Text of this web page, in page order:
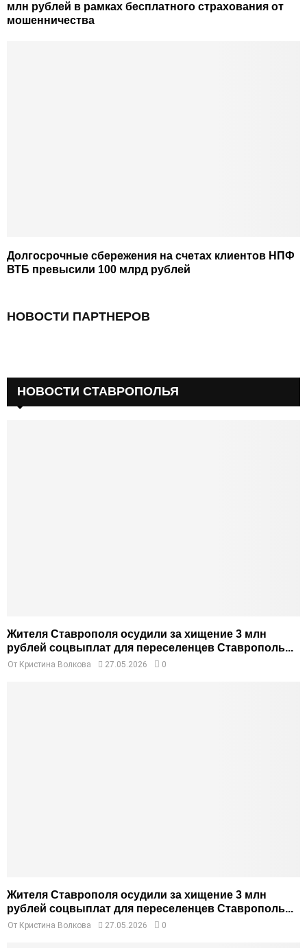
млн рублей в рамках бесплатного страхования от
мошенничества
Долгосрочные сбережения на счетах клиентов НПФ
ВТБ превысили 100 млрд рублей
НОВОСТИ ПАРТНЕРОВ
НОВОСТИ СТАВРОПОЛЬЯ
Жителя Ставрополя осудили за хищение 3 млн
рублей соцвыплат для переселенцев Ставрополь...
От Кристина Волкова 27.05.2026 0
Жителя Ставрополя осудили за хищение 3 млн
рублей соцвыплат для переселенцев Ставрополь...
От Кристина Волкова 27.05.2026 0